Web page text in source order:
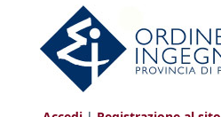
Salta al contenuto principale